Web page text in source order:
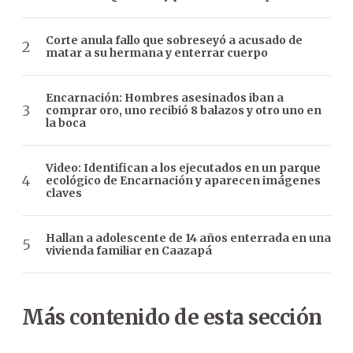
Corte anula fallo que sobreseyó a acusado de
matar a su hermana y enterrar cuerpo
Encarnación: Hombres asesinados iban a
comprar oro, uno recibió 8 balazos y otro uno en
la boca
Video: Identifican a los ejecutados en un parque
ecológico de Encarnación y aparecen imágenes
claves
Hallan a adolescente de 14 años enterrada en una
vivienda familiar en Caazapá
Más contenido de esta sección